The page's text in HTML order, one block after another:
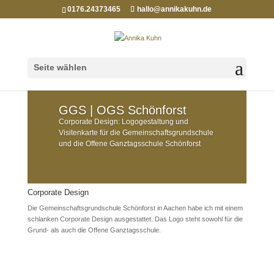
0176.24373465 hallo@annikakuhn.de
Seite wählen
GGS | OGS Schönforst
Corporate Design: Logogestaltung und
Visitenkarte für die Gemeinschaftsgrundschule
und die Offene Ganztagsschule Schönforst
Corporate Design
Die Gemeinschaftsgrundschule Schönforst in Aachen habe ich mit einem
schlanken Corporate Design ausgestattet. Das Logo steht sowohl für die
Grund- als auch die Offene Ganztagsschule.